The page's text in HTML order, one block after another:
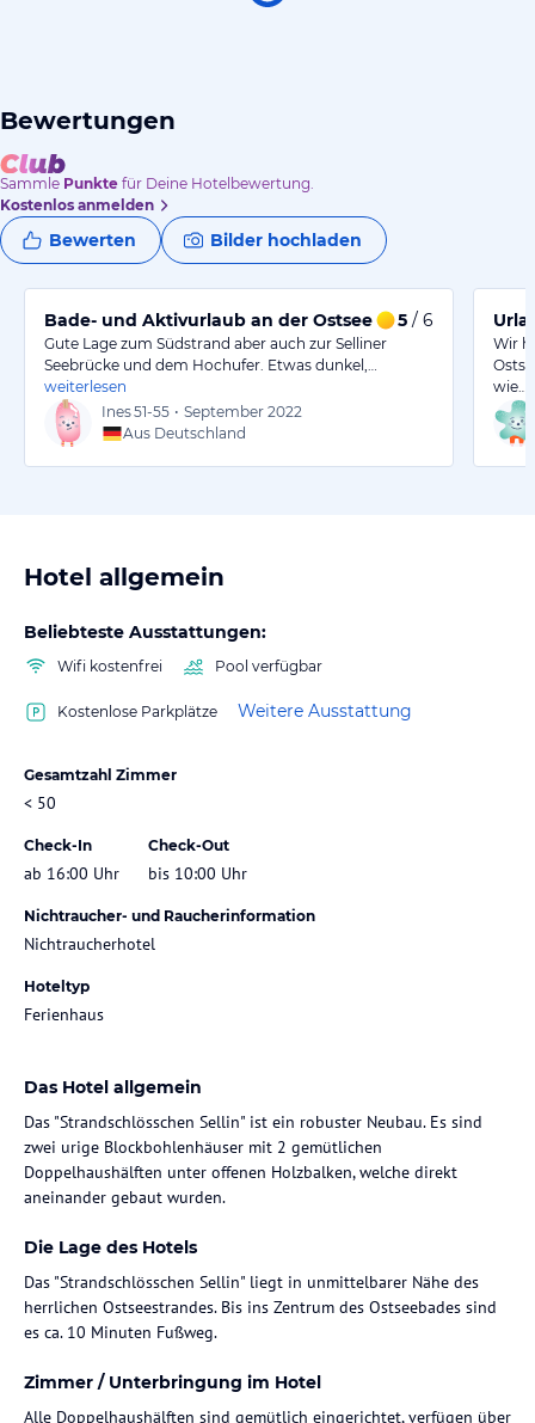
Bewertungen
Sammle Punkte für Deine Hotelbewertung.
Kostenlos anmelden
Bewerten Bilder hochladen
Bade- und Aktivurlaub an der Ostsee 5 / 6
Gute Lage zum Südstrand aber auch zur Selliner
Seebrücke und dem Hochufer. Etwas dunkel,…
weiterlesen
Ines51-55 • September 2022
Aus Deutschland
Wir
wie…
Hotel allgemein
Beliebteste Ausstattungen:
Wifi kostenfrei Pool verfügbar
Kostenlose Parkplätze Weitere Ausstattung
Gesamtzahl Zimmer
< 50
Check-In
ab 16:00 Uhr
Check-Out
bis 10:00 Uhr
Nichtraucher- und Raucherinformation
Nichtraucherhotel
Hoteltyp
Ferienhaus
Das Hotel allgemein
Das "Strandschlösschen Sellin" ist ein robuster Neubau. Es sind
zwei urige Blockbohlenhäuser mit 2 gemütlichen
Doppelhaushälften unter offenen Holzbalken, welche direkt
aneinander gebaut wurden.
Die Lage des Hotels
Das "Strandschlösschen Sellin" liegt in unmittelbarer Nähe des
herrlichen Ostseestrandes. Bis ins Zentrum des Ostseebades sind
es ca. 10 Minuten Fußweg.
Zimmer / Unterbringung im Hotel
Alle Doppelhaushälften sind gemütlich eingerichtet, verfügen über